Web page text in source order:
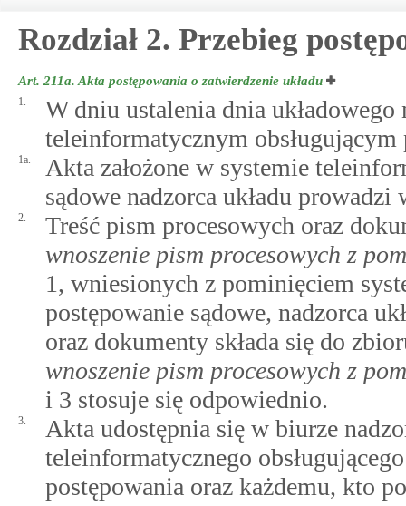
Rozdział 2. Przebieg
Art. 211a. Akta postępowania o zatwierdzenie układu
1.
W dniu ustalenia dnia układowego
teleinformatycznym obsługującym
1a.
Akta założone w systemie
sądowe nadzorca układu
2.
Treść pism procesowych oraz
wnoszenie pism procesowych z
1, wniesionych z pominięciem
postępowanie sądowe, nadzorca
oraz dokumenty składa się do
wnoszenie pism procesowych z
i 3 stosuje się odpowiednio.
3.
Akta udostępnia się w biurze
teleinformatycznego
postępowania oraz każdemu, kto